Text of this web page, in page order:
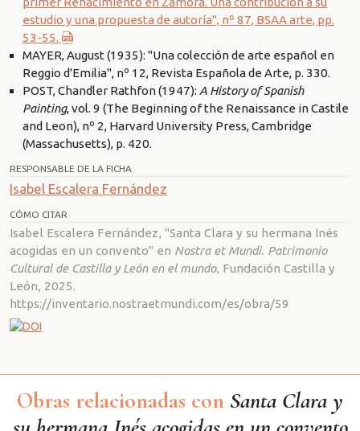
estudio y una propuesta de autoría", nº 87, BSAA arte, pp.
53-55.
MAYER, August (1935): "Una colección de arte español en
Reggio d'Emilia", nº 12, Revista Española de Arte, p. 330.
POST, Chandler Rathfon (1947): A History of Spanish
Painting, vol. 9 (The Beginning of the Renaissance in Castile
and Leon), nº 2, Harvard University Press, Cambridge
(Massachusetts), p. 420.
RESPONSABLE DE LA FICHA
Isabel Escalera Fernández
CÓMO CITAR
Isabel Escalera Fernández, "Santa Clara y su hermana Inés
acogidas en un convento" en Nostra et Mundi. Patrimonio
Cultural de Castilla y León en el mundo, Fundación Castilla y
León, 2025.
https://inventario.nostraetmundi.com/es/obra/59
Obras relacionadas con Santa Clara y